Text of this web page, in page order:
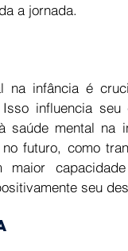
a jornada.
na infância é
influencia seu
saúde mental na
futuro, como
maior
seu